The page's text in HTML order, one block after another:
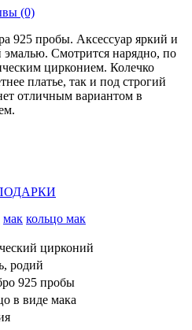
(0)
925 пробы. Аксессуар яркий и
эмалью. Смотрится нарядно, по
цирконием. Колечко
платье, так и под строгий
отличным вариантом в
мак кольцо мак
цирконий
родий
925 пробы
в виде мака